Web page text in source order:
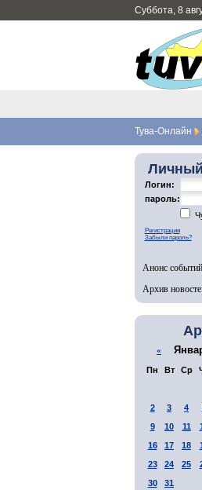
Суббота, 8
Тува-Онлайн
Логин:
пароль:
Регистрация
Забыли пароль?
Анонс событий
Архив
«
Пн Вт Ср
2
3 4
9
10 11
16
17 18
23
24 25
30
31